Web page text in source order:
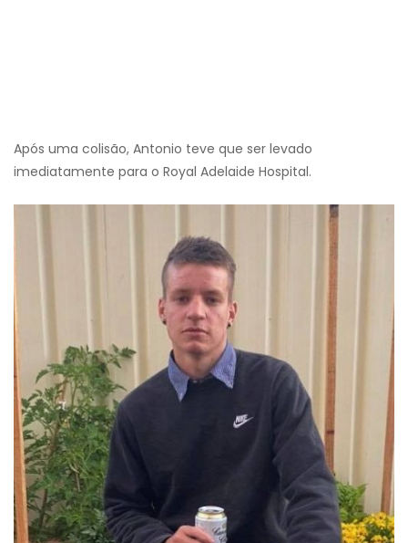
Após uma colisão, Antonio teve que ser levado
imediatamente para o Royal Adelaide Hospital.